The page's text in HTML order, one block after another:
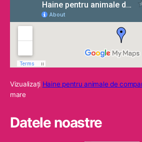
Vizualizaţi Haine pentru animale de
mare
Datele noastre